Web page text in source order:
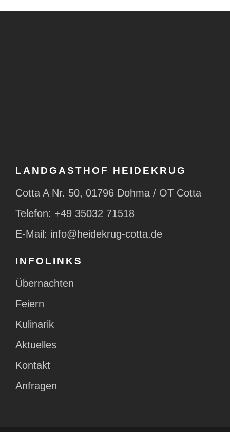
LANDGASTHOF HEIDEKRUG
Cotta A Nr. 50, 01796 Dohma / OT Cotta
Telefon: +49 35032 71518
E-Mail: info@heidekrug-cotta.de
INFOLINKS
Übernachten
Feiern
Kulinarik
Aktuelles
Kontakt
Anfragen